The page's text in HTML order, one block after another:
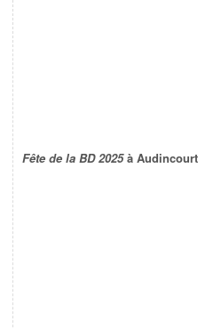
Fête de la BD 2025à Audincourt